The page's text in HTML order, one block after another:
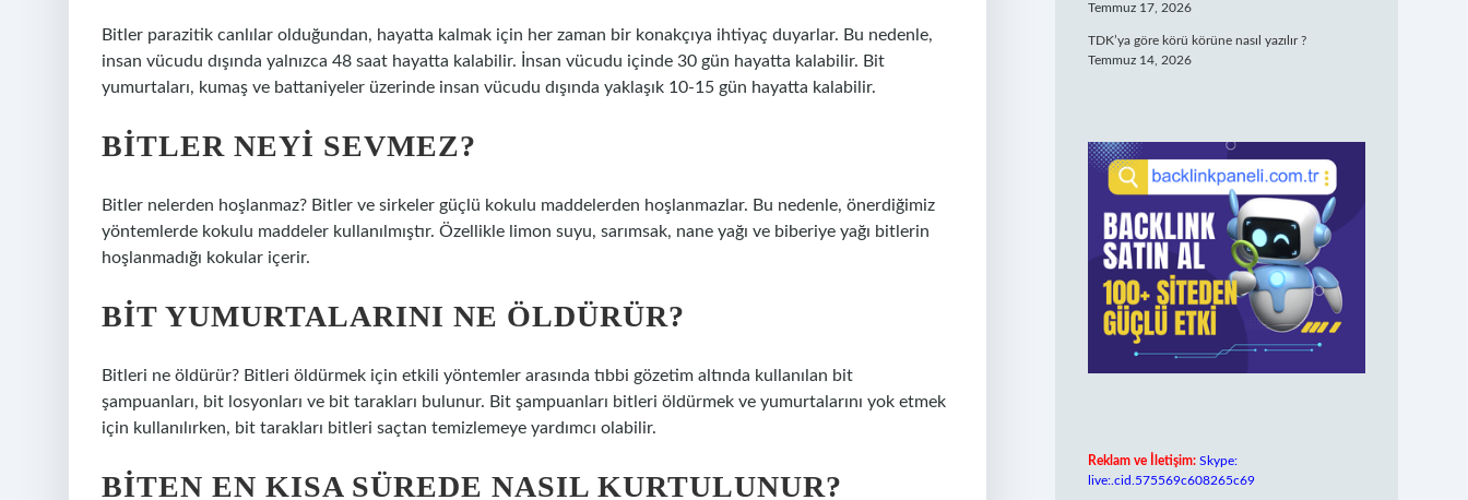
Bitler parazitik canlılar olduğundan, hayatta kalmak için her zaman bir konakçıya ihtiyaç duyarlar. Bu nedenle,
insan vücudu dışında yalnızca 48 saat hayatta kalabilir. İnsan vücudu içinde 30 gün hayatta kalabilir. Bit
yumurtaları, kumaş ve battaniyeler üzerinde insan vücudu dışında yaklaşık 10-15 gün hayatta kalabilir.
BITLER NEYI SEVMEZ?
Bitler nelerden hoşlanmaz? Bitler ve sirkeler güçlü kokulu maddelerden hoşlanmazlar. Bu nedenle, önerdiğimiz
yöntemlerde kokulu maddeler kullanılmıştır. Özellikle limon suyu, sarımsak, nane yağı ve biberiye yağı bitlerin
hoşlanmadığı kokular içerir.
BIT YUMURTALARINI NE ÖLDÜRÜR?
Bitleri ne öldürür? Bitleri öldürmek için etkili yöntemler arasında tıbbi gözetim altında kullanılan bit
şampuanları, bit losyonları ve bit tarakları bulunur. Bit şampuanları bitleri öldürmek ve yumurtalarını yok etmek
için kullanılırken, bit tarakları bitleri saçtan temizlemeye yardımcı olabilir.
BITEN EN KISA SÜREDE NASIL KURTULUNUR?
Temmuz 17, 2026
TDK’ya göre körü körüne nasıl yazılır ?
Temmuz 14, 2026
Reklam ve İletişim: Skype:
live:.cid.575569c608265c69